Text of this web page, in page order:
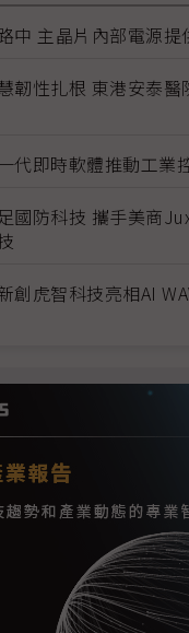
中 主晶片內部電源提
韌性扎根 東港安泰醫
代即時軟體推動工業
國防科技 攜手美商
創虎智科技亮相AI